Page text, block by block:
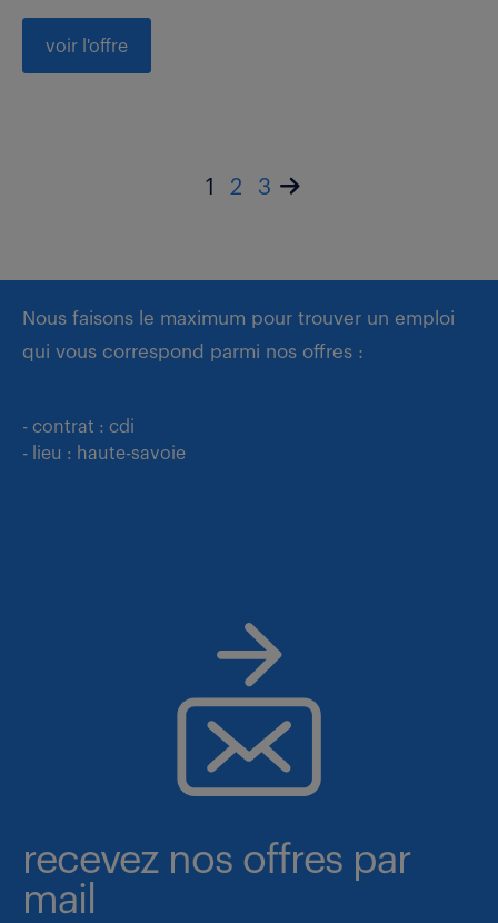
voir l'offre
1 2 3
Nous faisons le maximum pour trouver un emploi
qui vous correspond parmi nos offres :
- contrat : cdi
- lieu : haute-savoie
recevez nos offres par
mail